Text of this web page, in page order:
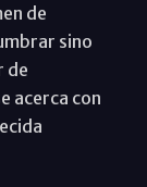
de
sino
de
acerca con